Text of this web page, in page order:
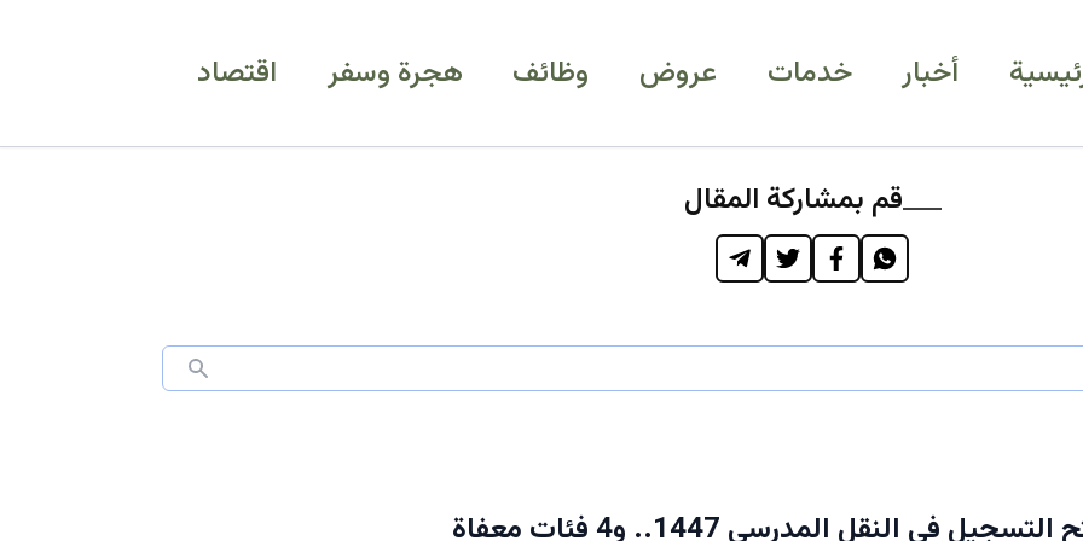
أخبار خدمات عروض وظائف هجرة وسفر اقتصاد
قم بمشاركة المقال
التعليم تفتح التسجيل في النقل المدرسي 1447.. و4 فئات معفاة